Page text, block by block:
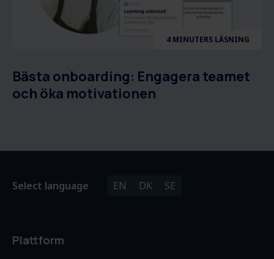
4 MINUTERS LÄSNING
Bästa onboarding: Engagera teamet
och öka motivationen
Select language EN DK SE
Plattform